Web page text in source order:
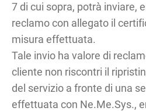
7 di cui sopra, potrà inviare,
reclamo con allegato il
misura effettuata.
Tale invio ha valore di
cliente non riscontri il
del servizio a fronte di una
effettuata con Ne.Me.Sys.,